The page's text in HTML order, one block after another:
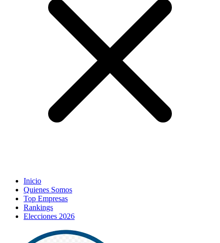
Inicio
Quienes Somos
Top Empresas
Rankings
Elecciones 2026